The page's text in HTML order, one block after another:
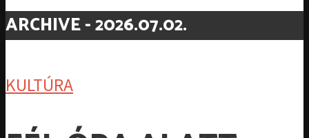
ARCHIVE - 2026.07.02.
KULTÚRA